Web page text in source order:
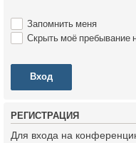
Запомнить меня
Скрыть моё пребывание
РЕ ГИСТРАЦИЯ
Для входа на